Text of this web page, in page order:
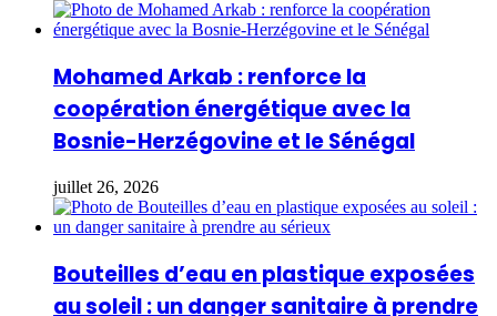
Mohamed Arkab : renforce la
coopération énergétique avec la
Bosnie-Herzégovine et le Sénégal
juillet 26, 2026
Bouteilles d’eau en plastique exposées
au soleil : un danger sanitaire à prendre